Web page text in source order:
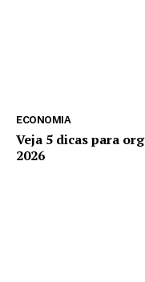
ECONOMIA
Veja 5 dicas para
2026